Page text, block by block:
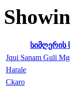
სიმღერის
Jqui Sanam Guli
Harale
Ckaro